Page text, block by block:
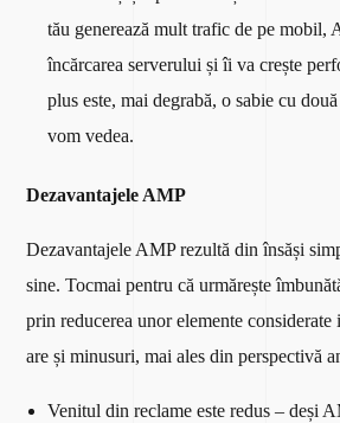
tău generează mult trafic de pe mobil,
încărcarea serverului și îi va crește
plus este, mai degrabă, o sabie cu
vom vedea.
Dezavantajele AMP
Dezavantajele AMP rezultă din însăși
sine. Tocmai pentru că urmărește
prin reducerea unor elemente
are și minusuri, mai ales din perspectivă
Venitul din reclame este redus – deși